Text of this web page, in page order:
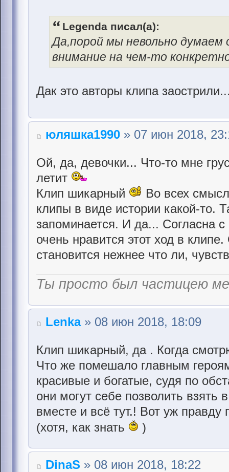
Legenda писал(а):
Да,порой мы невольно думаем
внимание на чем-то
Дак это авторы клипа
юляшка1990 » 07 июн 2018,
Ой, да, девочки... Что-то мне
летит
Клип шикарный
Во всех
клипы в виде истории какой-то.
запоминается. И да... Согласна
очень нравится этот ход в
становится нежнее что ли,
Ты просто был частицею
Lenka» 08 июн 2018, 18:09
Клип шикарный, да . Когда
Что же помешало главным
красивые и богатые, судя по
они могут себе позволить взять
вместе и всё тут.! Вот уж правду
(хотя, как знать
)
DinaS » 08 июн 2018, 18:22